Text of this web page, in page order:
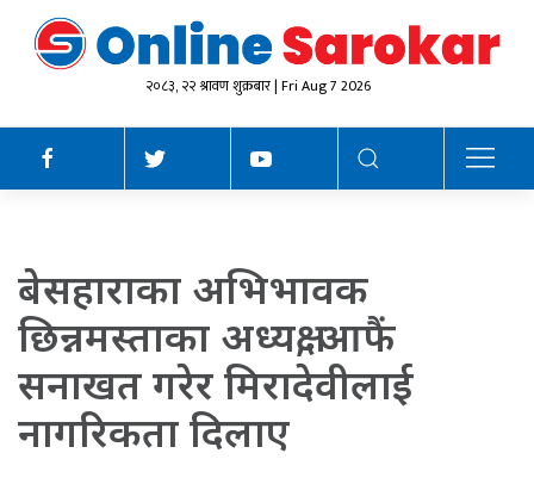
२०८३, २२ श्रावण शुक्रबार | Fri Aug 7 2026
बेसहाराका अभिभावक
छिन्नमस्ताका अध्यक्ष, आफैं
सनाखत गरेर मिरादेवीलाई
नागरिकता दिलाए